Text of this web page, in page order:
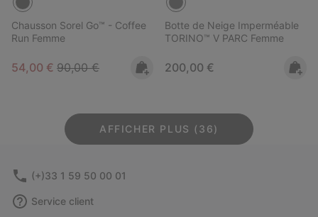
Chausson Sorel Go™ - Coffee
Run Femme
Sale price:
54,00 € Regular price:
90,00 €
Botte de Neige Imperméable
TORINO™ V PARC Femme
Regular price:
200,00 €
AFFICHER PLUS (36)
(+)33 1 59 50 00 01
Service client